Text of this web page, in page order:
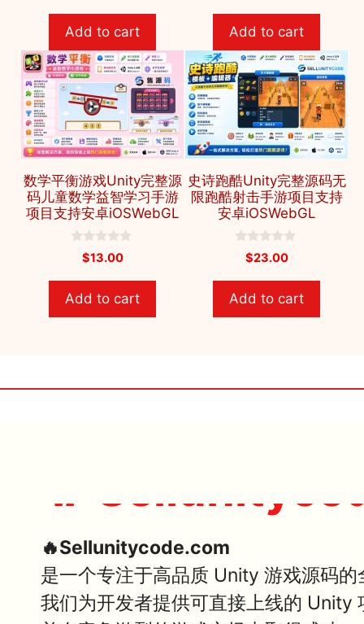
o
5
Add to cart
o
5
Add to cart
数学平衡游戏Unity完整源
码儿童数学益智学习手游
项目支持安卓iOSWebGL
o
5
$13.00
Add to cart
史诗跑酷Unity完整源码无
限跑酷射击手游项目支持
安卓iOSWebGL
o
5
$23.00
Add to cart
🔥
🔥Sellunitycode.com
是一个专注于高品质 Unity 游戏源码的
我们为开发者提供可直接上线的 Unity